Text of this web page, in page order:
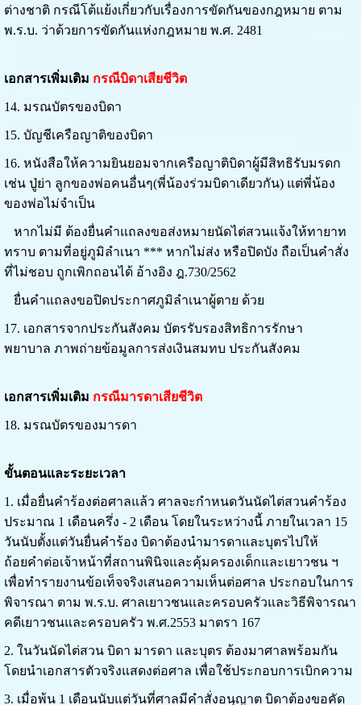
ต่างชาติ กรณีโต้แย้งเกี่ยวกับเรื่องการขัดกันของกฎหมาย ตาม
พ.ร.บ. ว่าด้วยการขัดกันแห่งกฎหมาย พ.ศ. 2481
เอกสารเพิ่มเติม กรณีบิดาเสียชีวิต
14. มรณบัตรของบิดา
15. บัญชีเครือญาติของบิดา
16. หนังสือให้ความยินยอมจากเครือญาติบิดาผู้มีสิทธิรับมรดก
เช่น ปู่ย่า ลูกของพ่อคนอื่นๆ(พี่น้องร่วมบิดาเดียวกัน) แต่พี่น้อง
ของพ่อไม่จำเป็น
หากไม่มี ต้องยื่นคำแถลงขอส่งหมายนัดไต่สวนแจ้งให้ทายาท
ทราบ ตามที่อยู่ภูมิลำเนา *** หากไม่ส่ง หรือปิดบัง ถือเป็นคำสั่ง
ที่ไม่ชอบ ถูกเพิกถอนได้ อ้างอิง ฎ.730/2562
ยื่นคำแถลงขอปิดประกาศภูมิลำเนาผู้ตาย ด้วย
17. เอกสารจากประกันสังคม บัตรรับรองสิทธิการรักษา
พยาบาล ภาพถ่ายข้อมูลการส่งเงินสมทบ ประกันสังคม
เอกสารเพิ่มเติม กรณีมารดาเสียชีวิต
18. มรณบัตรของมารดา
ขั้นตอนและระยะเวลา
1. เมื่อยื่นคำร้องต่อศาลแล้ว ศาลจะกำหนดวันนัดไต่สวนคำร้อง
ประมาณ 1 เดือนครึ่ง - 2 เดือน โดยในระหว่างนี้ ภายในเวลา 15
วันนับตั้งแต่วันยื่นคำร้อง บิดาต้องนำมารดาและบุตรไปให้
ถ้อยคำต่อเจ้าหน้าที่สถานพินิจและคุ้มครองเด็กและเยาวชน ฯ
เพื่อทำรายงานข้อเท็จจริงเสนอความเห็นต่อศาล ประกอบในการ
พิจารณา ตาม พ.ร.บ. ศาลเยาวชนและครอบครัวและวิธีพิจารณา
คดีเยาวชนและครอบครัว พ.ศ.2553 มาตรา 167
2. ในวันนัดไต่สวน บิดา มารดา และบุตร ต้องมาศาลพร้อมกัน
โดยนำเอกสารตัวจริงแสดงต่อศาล เพื่อใช้ประกอบการเบิกความ
3. เมื่อพ้น 1 เดือนนับแต่วันที่ศาลมีคำสั่งอนุญาต บิดาต้องขอคัด